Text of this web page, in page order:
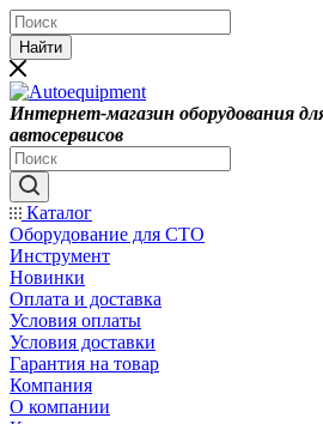
Найти
Интернет-магазин оборудования
автосервисов
Каталог
Оборудование для СТО
Инструмент
Новинки
Оплата и доставка
Условия оплаты
Условия доставки
Гарантия на товар
Компания
О компании